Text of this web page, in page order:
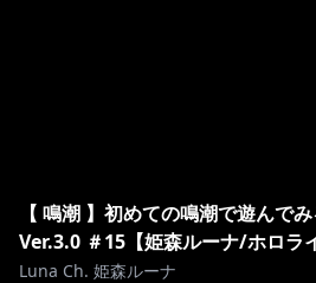
【 鳴潮 】初めての鳴潮で遊んで
Ver.3.0 ＃15【姫森ルーナ/ホロラ
Luna Ch. 姫森ルーナ